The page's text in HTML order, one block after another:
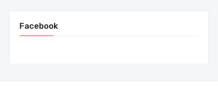
Facebook